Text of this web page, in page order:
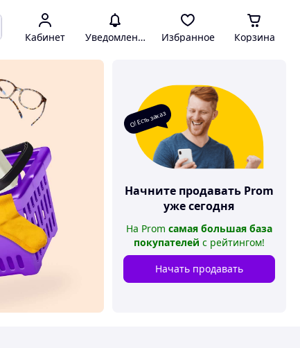
Кабинет Уведомления Избранное Корзина
О! Есть заказ
Начните продавать Prom
уже сегодня
На Prom самая большая база
покупателей с рейтингом!
Начать продавать